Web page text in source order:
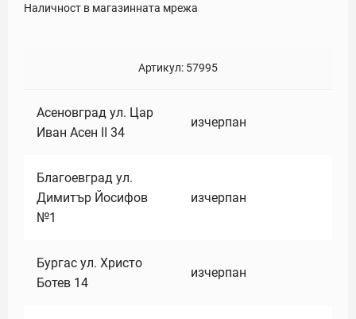
Наличност в магазинната мрежа
Артикул: 57995
Асеновград ул. Цар
Иван Асен II 34
изчерпан
Благоевград ул.
Димитър Йосифов
№1
изчерпан
Бургас ул. Христо
Ботев 14
изчерпан